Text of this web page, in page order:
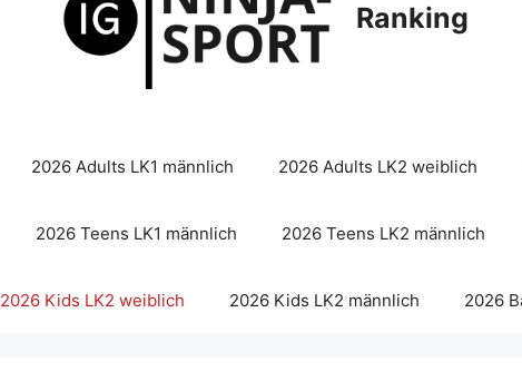
Ranking
2026 Adults LK1 männlich 2026 Adults LK2 weiblich
2026 Teens LK1 männlich 2026 Teens LK2 männlich
2026 Kids LK2 weiblich 2026 Kids LK2 männlich 2026